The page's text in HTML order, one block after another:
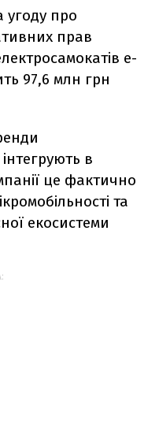
угоду про
прав
e-
97,6 млн грн
в
це фактично
та
екосистеми